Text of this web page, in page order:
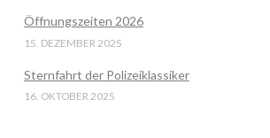
Öffnungszeiten 2026
15. DEZEMBER 2025
Sternfahrt der Polizeiklassiker
16. OKTOBER 2025